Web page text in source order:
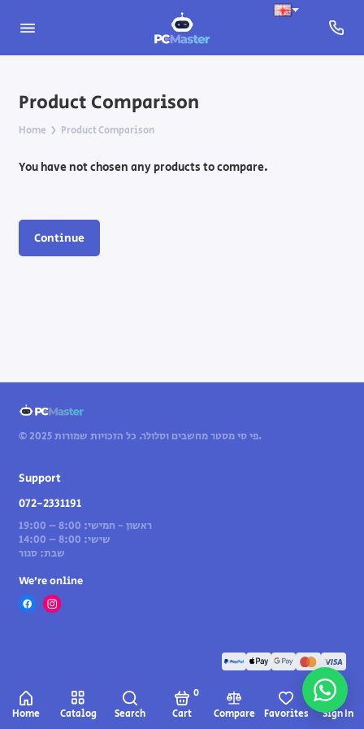
Home Catalog Search Cart
0
Compare
Favorites Sign In
Product Comparison
Home Product Comparison
You have not chosen any products to compare.
Continue
© 2025 פי סי מסטר מחשבים וסלולר. כל הזכויות שמורות.
Support
072-2331191
ראשון - חמישי: 8:00 – 19:00
שישי: 8:00 – 14:00
שבת: סגור
We’re online